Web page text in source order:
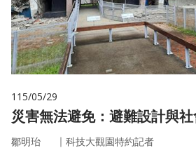
115/05/29
災害無法避免：避難設計與
鄒明珆 ｜ 科技大觀園特約記者